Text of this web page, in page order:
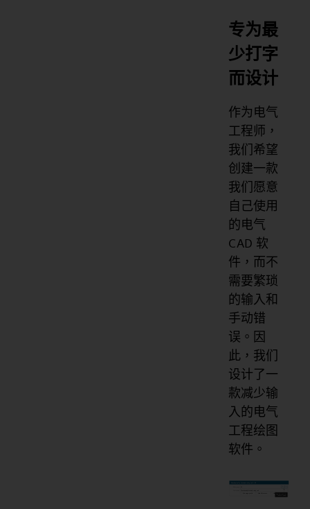
专为最
少打字
而设计
作为电气
工程师，
我们希望
创建一款
我们愿意
自己使用
的电气
CAD 软
件，而不
需要繁琐
的输入和
手动错
误。因
此，我们
设计了一
款减少输
入的电气
工程绘图
软件。